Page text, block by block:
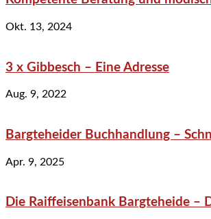
Okt. 13, 2024
3 x Gibbesch – Eine Adresse
Aug. 9, 2022
Bargteheider Buchhandlung –
Apr. 9, 2025
Die Raiffeisenbank Bargteheide –